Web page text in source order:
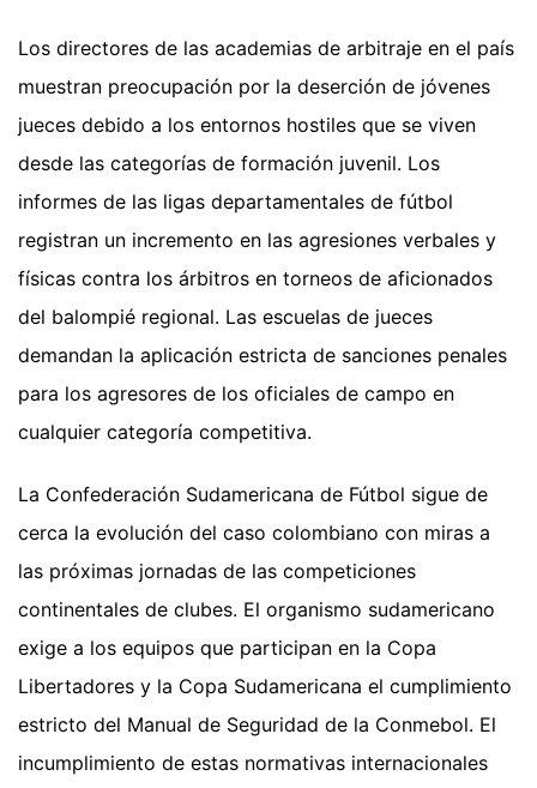
Los directores de las academias de arbitraje en el país
muestran preocupación por la deserción de jóvenes
jueces debido a los entornos hostiles que se viven
desde las categorías de formación juvenil. Los
informes de las ligas departamentales de fútbol
registran un incremento en las agresiones verbales y
físicas contra los árbitros en torneos de aficionados
del balompié regional. Las escuelas de jueces
demandan la aplicación estricta de sanciones penales
para los agresores de los oficiales de campo en
cualquier categoría competitiva.
La Confederación Sudamericana de Fútbol sigue de
cerca la evolución del caso colombiano con miras a
las próximas jornadas de las competiciones
continentales de clubes. El organismo sudamericano
exige a los equipos que participan en la Copa
Libertadores y la Copa Sudamericana el cumplimiento
estricto del Manual de Seguridad de la Conmebol. El
incumplimiento de estas normativas internacionales